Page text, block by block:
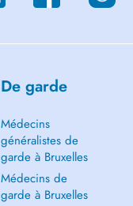
De garde
Médecins
généralistes de
garde à Bruxelles
Médecins de
garde à Bruxelles